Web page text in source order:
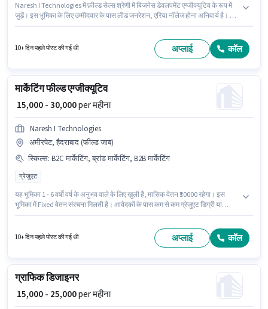
Naresh I Technologies में फ़ील्ड सेल्स श्रेणी में बिजनेस डेवलपमेंट एग्जीक्यूटिव के रूप में
जुड़ें। इस भूमिका के लिए उम्मीदवार के पास लीड जनरेशन, एरिया नॉलेज होना अनिवार्य है। इस
मासिक वेतन ₹30000 रहेगा। यह वैकेंसी अमीरपेट, हैदराबाद में है।
10+ दिन पहले पोस्ट की गई थी अप्लाई कॉल
मार्केटिंग फील्ड एग्जीक्यूटिव
₹ 15,000 - 30,000per महीना
Naresh I Technologies
अमीरपेट, हैदराबाद (फील्ड जाब)
स्किल्स: B2C मार्केटिंग, ब्रांड मार्केटिंग, B2B मार्केटिंग
ग्रेजुएट
यह भूमिका 1 - 6 वर्षो वर्ष के अनुभव वाले के लिए खुली है, मासिक वेतन ₹30000 रहेगा। इस
भूमिका में Fixed वेतन संरचना मिलती है। आवेदकों के पास कम से कम ग्रेजुएट डिग्री या
Technologies में मार्केटिंग श्रेणी में मार्केटिंग फील्ड एग्जीक्यूटिव के रूप में जुड़ें।
10+ दिन पहले पोस्ट की गई थी अप्लाई कॉल
ग्राफिक डिजाइनर
₹ 15,000 - 25,000per महीना